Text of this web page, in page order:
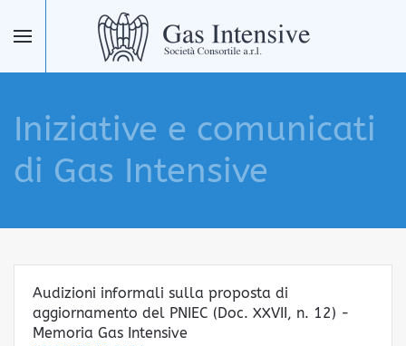
Skip to main content
Iniziative e comunicati
di Gas Intensive
Audizioni informali sulla proposta di
aggiornamento del PNIEC (Doc. XXVII, n. 12) -
Memoria Gas Intensive